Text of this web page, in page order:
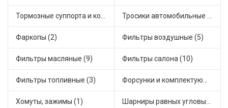
Тормозные суппорта и комплектующие (4) Тросики автомобильные (9)
Фаркопы (2) Фильтры воздушные (5)
Фильтры масляные (9) Фильтры салона (10)
Фильтры топливные (3) Форсунки и комплектующие (2)
Хомуты, зажимы (1) Шарниры равных угловых скоростей, приводные валы (12)